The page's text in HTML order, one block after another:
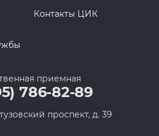
Контакты ЦИК
приемная
786-82-89
проспект, д. 39